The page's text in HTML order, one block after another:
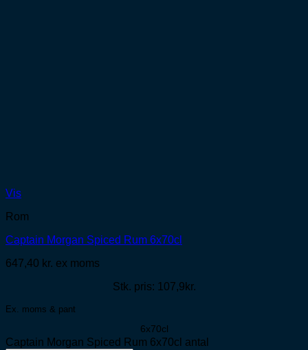
Vis
Rom
Captain Morgan Spiced Rum 6x70cl
647,40 kr. ex moms
Stk. pris: 107,9kr.
Ex. moms & pant
6x70cl
Captain Morgan Spiced Rum 6x70cl antal